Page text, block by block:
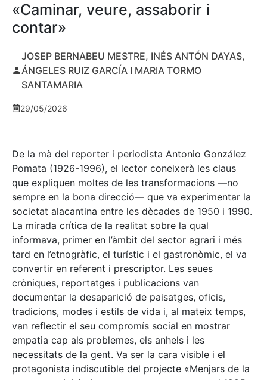
«Caminar, veure, assaborir i
contar»
JOSEP BERNABEU MESTRE, INÉS ANTÓN DAYAS,
ÁNGELES RUIZ GARCÍA I MARIA TORMO
SANTAMARIA
29/05/2026
De la mà del reporter i periodista Antonio González
Pomata (1926-1996), el lector coneixerà les claus
que expliquen moltes de les transformacions —no
sempre en la bona direcció— que va experimentar la
societat alacantina entre les dècades de 1950 i 1990.
La mirada crítica de la realitat sobre la qual
informava, primer en l’àmbit del sector agrari i més
tard en l’etnogràfic, el turístic i el gastronòmic, el va
convertir en referent i prescriptor. Les seues
cròniques, reportatges i publicacions van
documentar la desaparició de paisatges, oficis,
tradicions, modes i estils de vida i, al mateix temps,
van reflectir el seu compromís social en mostrar
empatia cap als problemes, els anhels i les
necessitats de la gent. Va ser la cara visible i el
protagonista indiscutible del projecte «Menjars de la